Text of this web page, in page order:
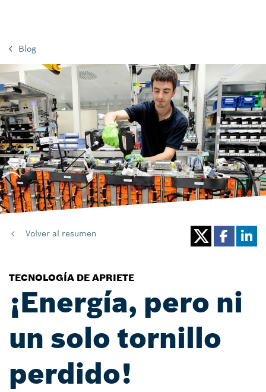
Blog
Volver al resumen
TECNOLOGÍA DE APRIETE
¡Energía, pero ni
un solo tornillo
perdido!